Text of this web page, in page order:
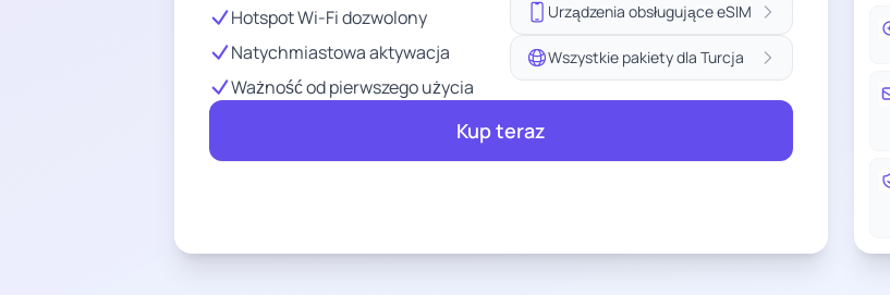
Hotspot Wi-Fi dozwolony
Natychmiastowa aktywacja
Ważność od pierwszego użycia
Urządzenia obsługujące eSIM
Wszystkie pakiety dla Turcja
Kup teraz